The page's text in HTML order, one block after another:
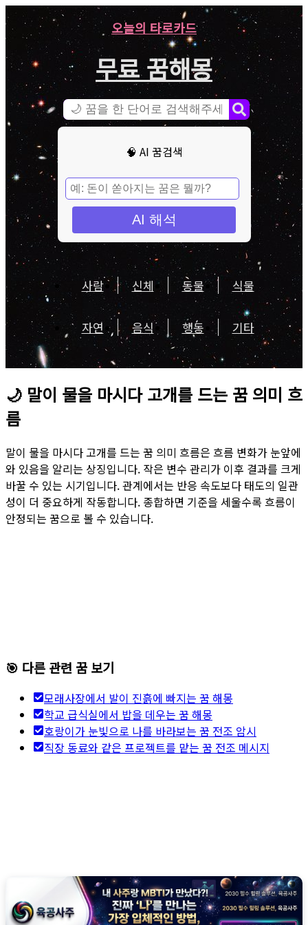
오늘의 타로카드
무료 꿈해몽
🧠 AI 꿈검색
AI 해석
사람 신체 동물 식물
자연 음식 행동 기타
🌙 말이 물을 마시다 고개를 드는 꿈 의미 흐
름
말이 물을 마시다 고개를 드는 꿈 의미 흐름은 흐름 변화가 눈앞에
와 있음을 알리는 상징입니다. 작은 변수 관리가 이후 결과를 크게
바꿀 수 있는 시기입니다. 관계에서는 반응 속도보다 태도의 일관
성이 더 중요하게 작동합니다. 종합하면 기준을 세울수록 흐름이
안정되는 꿈으로 볼 수 있습니다.
🎯 다른 관련 꿈 보기
모래사장에서 발이 진흙에 빠지는 꿈 해몽
학교 급식실에서 밥을 데우는 꿈 해몽
호랑이가 눈빛으로 나를 바라보는 꿈 전조 암시
직장 동료와 같은 프로젝트를 맡는 꿈 전조 메시지